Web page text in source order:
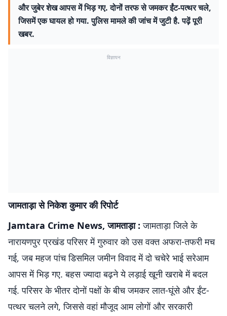
और जुबेर शेख आपस में भिड़ गए. दोनों तरफ से जमकर ईंट-पत्थर चले,
जिसमें एक घायल हो गया. पुलिस मामले की जांच में जुटी है. पढ़ें पूरी
खबर.
विज्ञापन
जामताड़ा से निकेश कुमार की रिपोर्ट
Jamtara Crime News, जामताड़ा : जामताड़ा जिले के
नारायणपुर प्रखंड परिसर में गुरुवार को उस वक्त अफरा-तफरी मच
गई, जब महज पांच डिसमिल जमीन विवाद में दो चचेरे भाई सरेआम
आपस में भिड़ गए. बहस ज्यादा बढ़ने ये लड़ाई खूनी खराबे में बदल
गई. परिसर के भीतर दोनों पक्षों के बीच जमकर लात-घूंसे और ईंट-
पत्थर चलने लगे, जिससे वहां मौजूद आम लोगों और सरकारी